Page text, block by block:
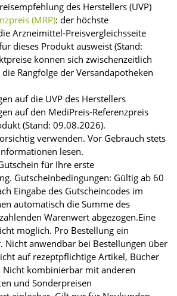
des Herstellers (UVP)
(MRP): der höchste
Arzneimittel-Preisvergleichsseite
dieses Produkt ausweist (Stand:
können sich zwischenzeitlich
Rangfolge der Versandapotheken
auf die UVP des Herstellers
auf den MediPreis-Referenzpreis
(Stand: 09.08.2026).
verwenden. Vor Gebrauch stets
lesen.
für Ihre erste
Gutscheinbedingungen: Gültig ab 60
Eingabe des Gutscheincodes im
automatisch die Summe des
Warenwert abgezogen.Eine
möglich. Pro Bestellung ein
Nicht anwendbar bei Bestellungen über
auf rezeptpflichtige Artikel, Bücher
Nicht kombinierbar mit anderen
und Sonderpreisen